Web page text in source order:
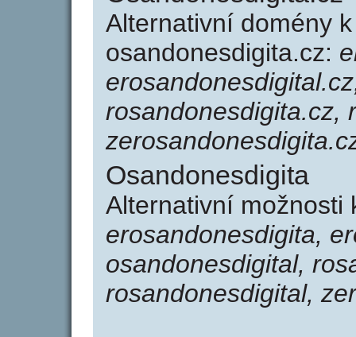
Alternativní domény
osandonesdigita.cz:
rosandonesdigita.cz,
Osandonesdigita
Alternativní možnosti
erosandonesdigita,
osandonesdigital,
rosandonesdigital,